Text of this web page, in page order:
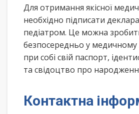
Для отримання якісної
необхідно підписати
педіатром. Це можна
безпосередньо у медичному
при собі свій паспорт,
та свідоцтво про
Контактна